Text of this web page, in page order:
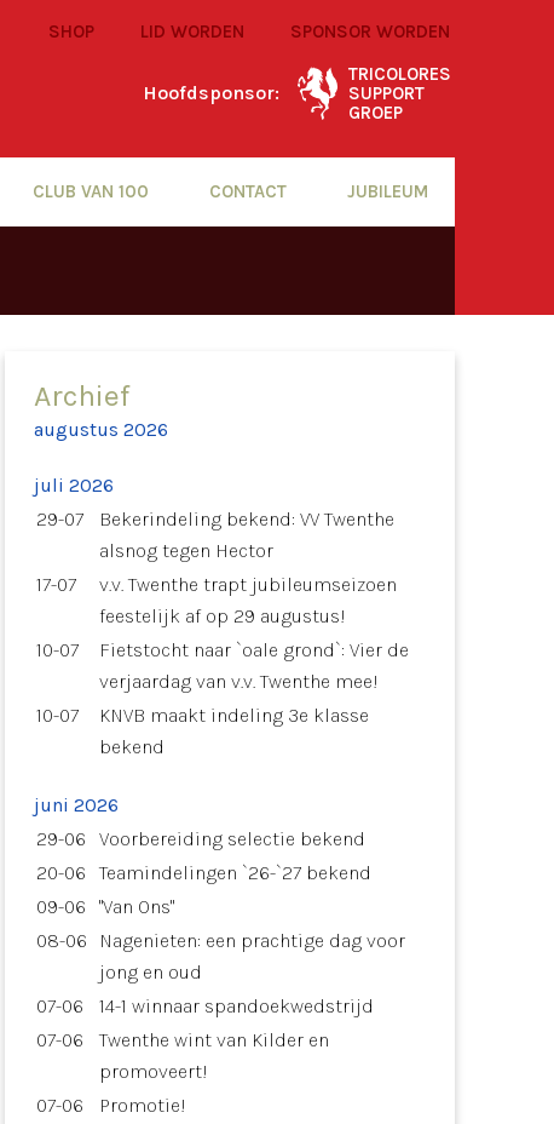
SHOP LID WORDEN SPONSOR WORDEN
Hoofdsponsor:
TRICOLORES
SUPPORT
GROEP
CLUB VAN 100 CONTACT JUBILEUM
Archief
augustus 2026
juli 2026
29-07
Bekerindeling bekend: VV Twenthe
alsnog tegen Hector
17-07
v.v. Twenthe trapt jubileumseizoen
feestelijk af op 29 augustus!
10-07
Fietstocht naar `oale grond`: Vier de
verjaardag van v.v. Twenthe mee!
10-07
KNVB maakt indeling 3e klasse
bekend
juni 2026
29-06
Voorbereiding selectie bekend
20-06
Teamindelingen `26-`27 bekend
09-06
"Van Ons"
08-06
Nagenieten: een prachtige dag voor
jong en oud
07-06
14-1 winnaar spandoekwedstrijd
07-06
Twenthe wint van Kilder en
promoveert!
07-06
Promotie!